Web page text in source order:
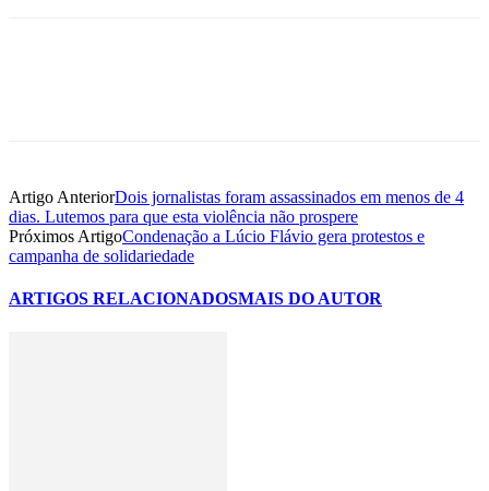
Artigo AnteriorDois jornalistas foram assassinados em menos de 4
dias. Lutemos para que esta violência não prospere
Próximos ArtigoCondenação a Lúcio Flávio gera protestos e
campanha de solidariedade
ARTIGOS RELACIONADOSMAIS DO AUTOR